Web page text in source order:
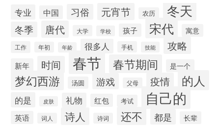
专业 中国 习俗 元宵节 农历 冬天
冬季 唐代 大学 学校 孩子 宋代 寓意
工作 年初 年龄 很多人 手机 技能 攻略
新年 时间 春节 春节期间 是一个
梦幻西游 汤圆 游戏 父母 疫情 的人
的是 皮肤 礼物 红包 考试 自己的
英语 词人 诗人 诗词 还不 都是 长辈